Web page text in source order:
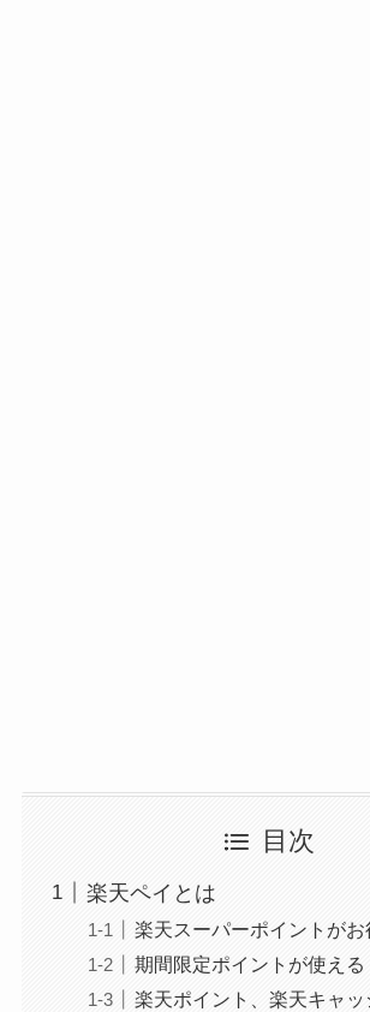
目次
楽天ペイとは
楽天スーパーポイントがお
期間限定ポイントが使える
楽天ポイント、楽天キャ